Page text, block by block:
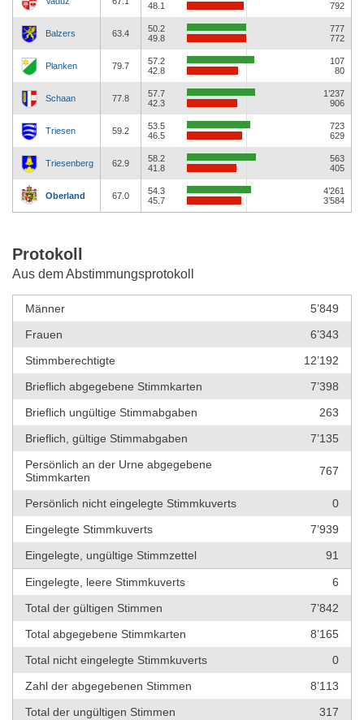
48.1
792
Balzers 63.4
50.2
49.8
777
772
Planken 79.7
57.2
42.8
107
80
Schaan 77.8
57.7
42.3
1’237
906
Triesen 59.2
53.5
46.5
723
629
Triesenberg 62.9
58.2
41.8
563
405
Oberland 67.0
54.3
45.7
4’261
3’584
Protokoll
Aus dem Abstimmungsprotokoll
Männer
5’849
Frauen
6’343
Stimmberechtigte
12’192
Brieflich abgegebene Stimmkarten
7’398
Brieflich ungültige Stimmabgaben
263
Brieflich, gültige Stimmabgaben
7’135
Persönlich an der Urne abgegebene
Stimmkarten
767
Persönlich nicht eingelegte Stimmkuverts
0
Eingelegte Stimmkuverts
7’939
Eingelegte, ungültige Stimmzettel
91
Eingelegte, leere Stimmkuverts
6
Total der gültigen Stimmen
7’842
Total abgegebene Stimmkarten
8’165
Total nicht eingelegte Stimmkuverts
0
Zahl der abgegebenen Stimmen
8’113
Total der ungültigen Stimmen
317